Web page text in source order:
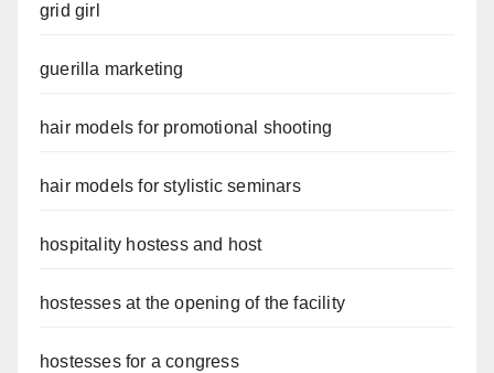
grid girl
guerilla marketing
hair models for promotional shooting
hair models for stylistic seminars
hospitality hostess and host
hostesses at the opening of the facility
hostesses for a congress